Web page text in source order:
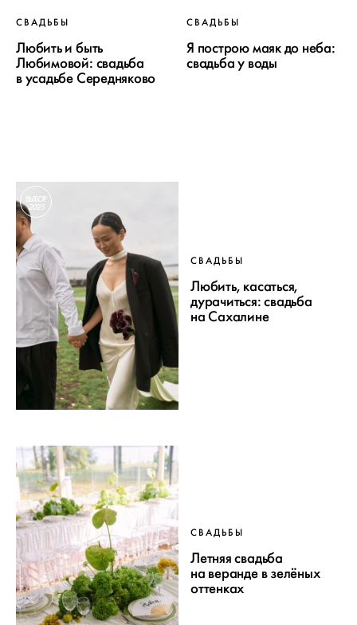
СВАДЬБЫ
Любить и быть
Любимовой: свадьба
в усадьбе Середняково
СВАДЬБЫ
Я построю маяк до неба:
свадьба у воды
ВЫБОР
2025
СВАДЬБЫ
Любить, касаться,
дурачиться: свадьба
на Сахалине
СВАДЬБЫ
Летняя свадьба
на веранде в зелёных
оттенках